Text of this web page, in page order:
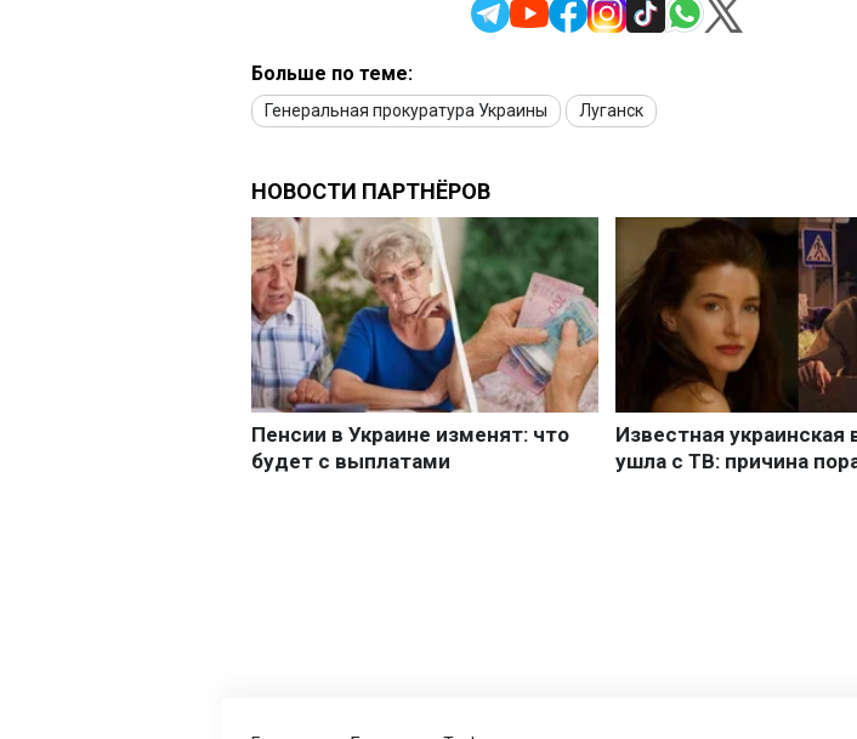
Больше по теме:
Генеральная прокуратура Украины Луганск